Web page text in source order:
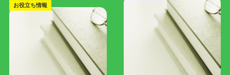
お役立ち情報